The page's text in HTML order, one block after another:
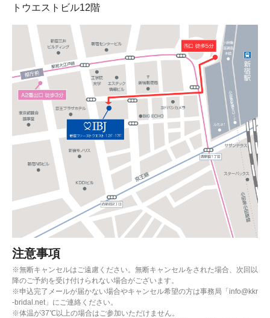
トウエストビル12階
注意事項
※無断キャンセルはご遠慮ください。無断キャンセルをされた場合、次回以
降のご予約を受け付けられない場合がございます。
※申込完了メールが届かない場合やキャンセル希望の方は事務局「info@kkr
-bridal.net」にご連絡ください。
※体温が37℃以上の場合はご参加いただけません。